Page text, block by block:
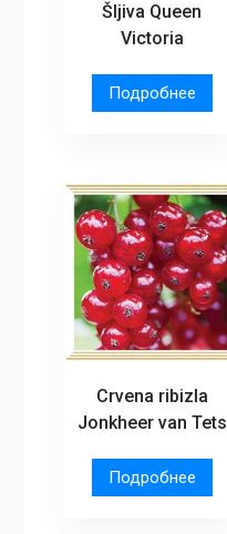
Šljiva Queen
Victoria
Подробнее
Crvena ribizla
Jonkheer van Tets
Подробнее